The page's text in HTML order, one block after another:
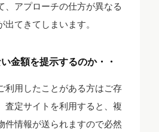
、アプローチの仕方が異なる
てきてしまいます。
金額を提示するのか・・
利用したことがある方はご存
査定サイトを利用すると、複
件情報が送られますので必然